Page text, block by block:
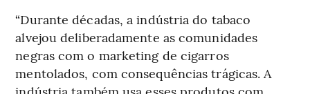
“Durante décadas, a indústria do tabaco
alvejou deliberadamente as comunidades
negras com o marketing de cigarros
mentolados, com consequências trágicas. A